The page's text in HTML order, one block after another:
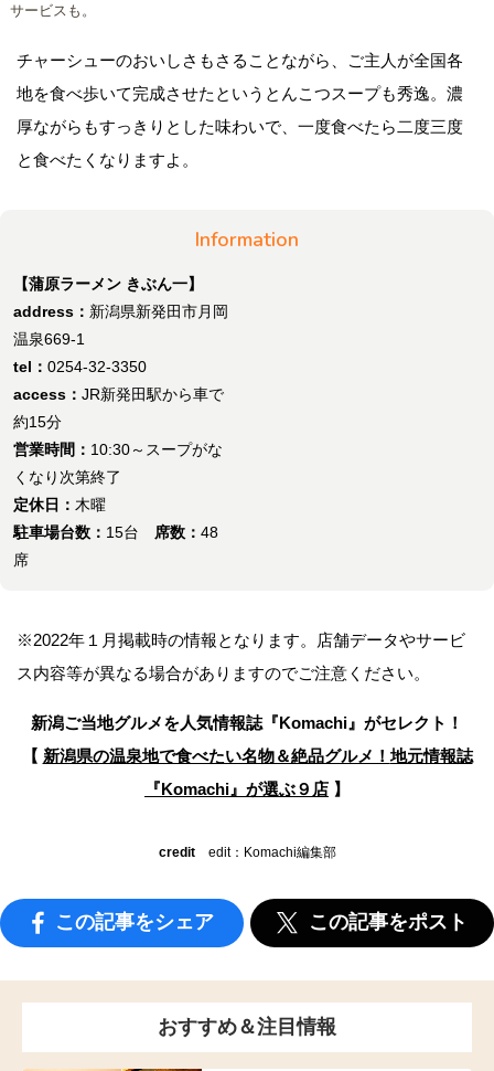
サービスも。
チャーシューのおいしさもさることながら、ご主人が全国各
地を食べ歩いて完成させたというとんこつスープも秀逸。濃
厚ながらもすっきりとした味わいで、一度食べたら二度三度
と食べたくなりますよ。
Information
【蒲原ラーメン きぶん一】
address： 新潟県新発田市月岡
温泉669-1
tel： 0254-32-3350
access： JR新発田駅から車で
約15分
営業時間： 10:30～スープがな
くなり次第終了
定休日： 木曜
駐車場台数： 15台 席数： 48
席
※2022年１月掲載時の情報となります。店舗データやサービ
ス内容等が異なる場合がありますのでご注意ください。
新潟ご当地グルメを人気情報誌 『Komachi』がセレクト！
【 新潟県の温泉地で食べたい名物＆絶品グルメ！地元情報誌
『Komachi』が選ぶ９店 】
creditedit：Komachi編集部
この記事をシェア この記事をポスト
おすすめ＆注目情報